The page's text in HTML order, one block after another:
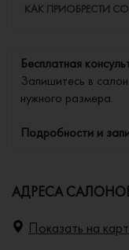
КАК ПРИОБРЕСТИ
Бесплатная
Запишитесь в
нужного размера.
Подробности и
АДРЕСА
Показать на